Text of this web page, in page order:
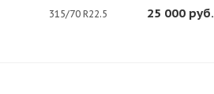
315/70 R22.5 25 000 руб.